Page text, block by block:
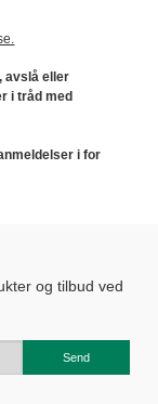
avslå eller
i tråd med
i for
og tilbud ved